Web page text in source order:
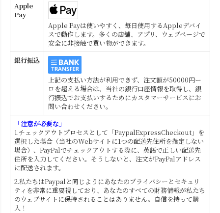
Apple
Pay
Apple Payは使いやすく、毎日使用するAppleデバイ
スで動作します。多くの店舗、アプリ、ウェブページで
安全に非接触で買い物ができます。
銀行振込
上記の支払い方法が利用できず、注文額が50000円ー
ロを超える場合は、当社の銀行口座情報を取得し、銀
行振込でお支払いするためにカスタマーサービスにお
問い合わせください。
「注意が必要な」
1.チェックアウトプロセスとして「PaypalExpressCheckout」を
選択した場合（当社のWebサイトに1つの配送先住所を指定しない
場合）、PayPalでチェックアウトする際に、英語で正しい配送先
住所を入力してください。そうしないと、注文がPayPalアドレス
に配送されます。
2.私たちはPaypalと同じようにあなたのプライバシーとセキュリ
ティを非常に重要視しており、あなたのすべての財務情報が私たち
のウェブサイトに保持されることはありません。自信を持って購
入！